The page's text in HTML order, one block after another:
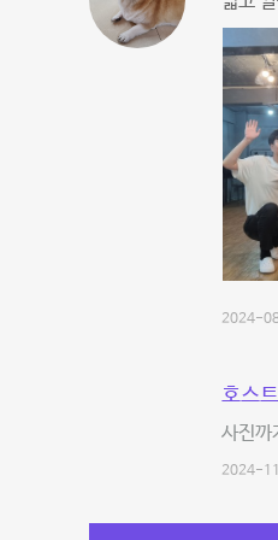
2024-
호스
사진까
2024-